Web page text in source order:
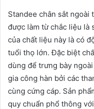
Standee chân sắt ngoài
được làm từ chắc liệu là
của chất liệu này là có
tuổi thọ lớn. Đặc biệt
dùng để trưng bày
gia công hàn bởi các
cùng cứng cáp. Sản
quy chuẩn phổ thông